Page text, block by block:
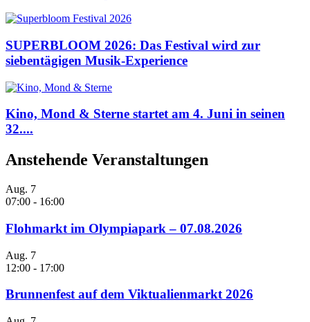
SUPERBLOOM 2026: Das Festival wird zur
siebentägigen Musik-Experience
Kino, Mond & Sterne startet am 4. Juni in seinen
32....
Anstehende Veranstaltungen
Aug. 7
07:00 - 16:00
Flohmarkt im Olympiapark – 07.08.2026
Aug. 7
12:00 - 17:00
Brunnenfest auf dem Viktualienmarkt 2026